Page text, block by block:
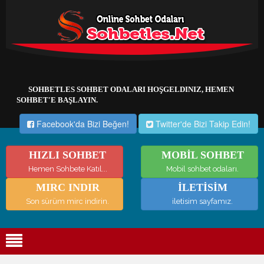
SOHBETLES SOHBET ODALARI HOŞGELDINIZ, HEMEN
SOHBET'E BAŞLAYIN.
Facebook'da Bizi Beğen! Twitter'de Bizi Takip Edin!
HIZLI SOHBET
Hemen Sohbete Katıl...
MOBİL SOHBET
Mobil sohbet odaları.
MIRC INDIR
Son sürüm mirc indirin.
İLETİSİM
iletisim sayfamız.